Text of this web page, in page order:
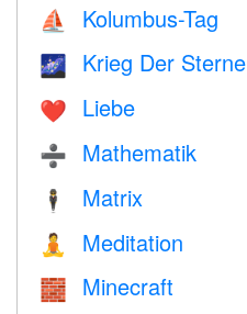
⛵️ Kolumbus-Tag
🌌 Krieg Der Sterne
❤️️ Liebe
➗ Mathematik
🕴️ Matrix
🧘 Meditation
🧱 Minecraft